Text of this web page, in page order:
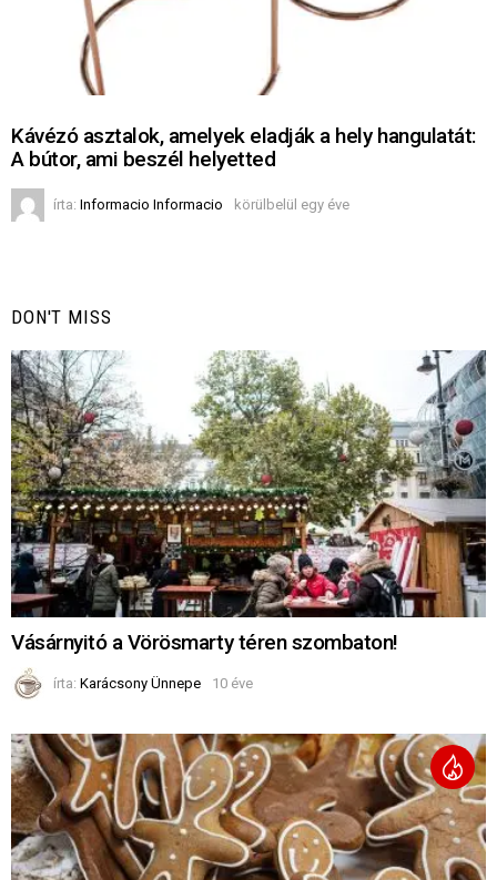
Kávézó asztalok, amelyek eladják a hely hangulatát:
A bútor, ami beszél helyetted
írta: Informacio Informacio körülbelül egy éve
DON'T MISS
Vásárnyitó a Vörösmarty téren szombaton!
írta: Karácsony Ünnepe 10 éve